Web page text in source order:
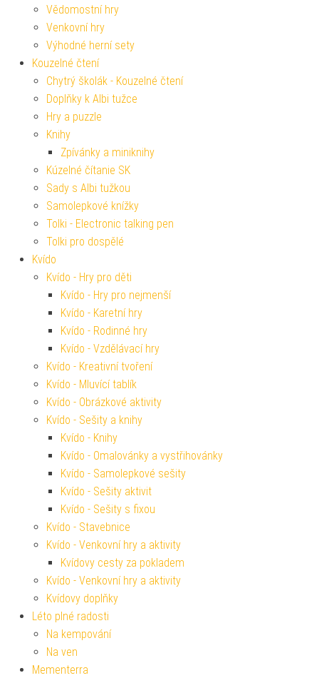
Vědomostní hry
Venkovní hry
Výhodné herní sety
Kouzelné čtení
Chytrý školák - Kouzelné čtení
Doplňky k Albi tužce
Hry a puzzle
Knihy
Zpívánky a miniknihy
Kúzelné čítanie SK
Sady s Albi tužkou
Samolepkové knížky
Tolki - Electronic talking pen
Tolki pro dospělé
Kvído
Kvído - Hry pro děti
Kvído - Hry pro nejmenší
Kvído - Karetní hry
Kvído - Rodinné hry
Kvído - Vzdělávací hry
Kvído - Kreativní tvoření
Kvído - Mluvící tablík
Kvído - Obrázkové aktivity
Kvído - Sešity a knihy
Kvído - Knihy
Kvído - Omalovánky a vystřihovánky
Kvído - Samolepkové sešity
Kvído - Sešity aktivit
Kvído - Sešity s fixou
Kvído - Stavebnice
Kvído - Venkovní hry a aktivity
Kvídovy cesty za pokladem
Kvído - Venkovní hry a aktivity
Kvídovy doplňky
Léto plné radosti
Na kempování
Na ven
Mementerra